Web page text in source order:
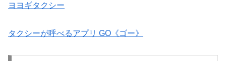
ヨヨギタクシー
タクシーが呼べるアプリ GO《ゴー》